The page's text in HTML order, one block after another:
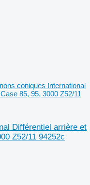
coniques International
85, 95, 3000 Z52/11
Différentiel arrière et
Z52/11 94252c